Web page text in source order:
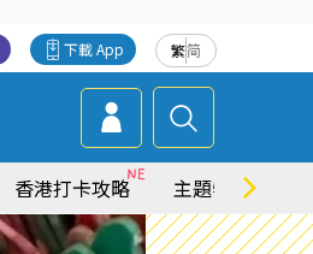
繁简
下載 App
香港打卡攻略 主題特集